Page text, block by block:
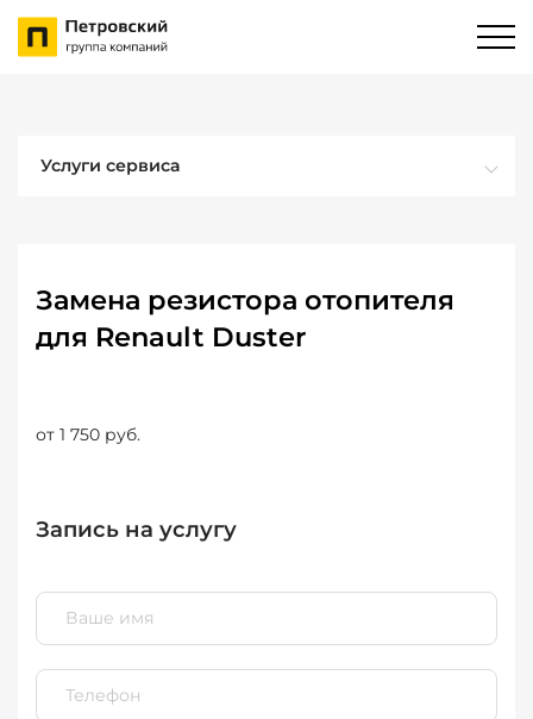
Услуги сервиса
Замена резистора отопителя
для Renault Duster
от 1 750 руб.
Запись на услугу